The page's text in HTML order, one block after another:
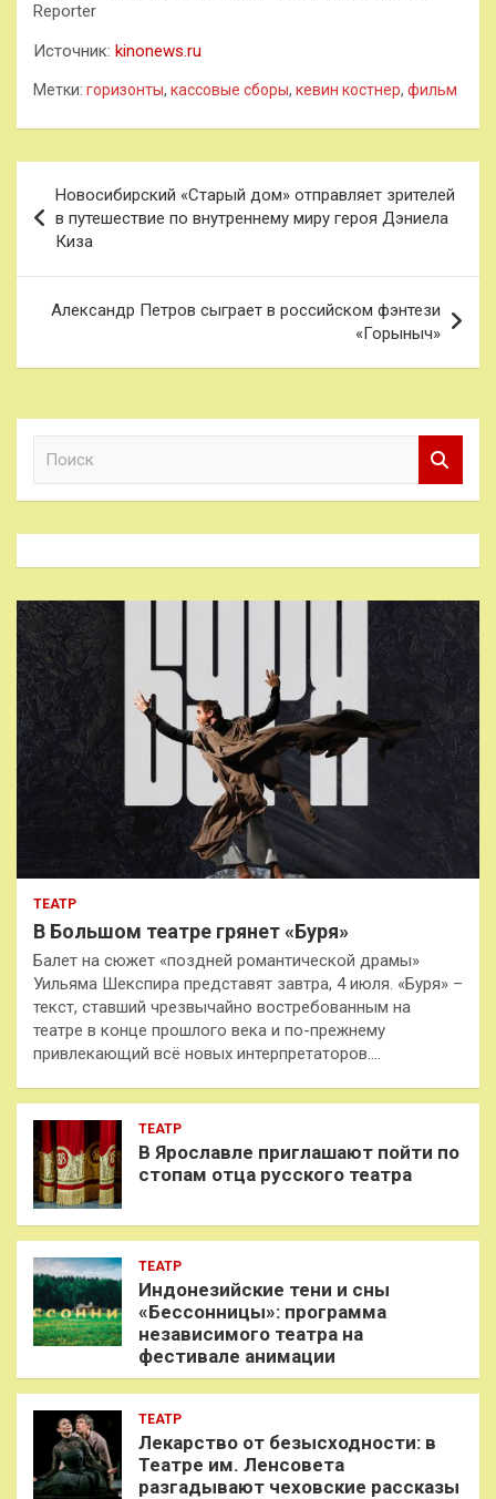
Reporter
Источник: kinonews.ru
Метки: горизонты, кассовые сборы, кевин костнер, фильм
по
записям
Новосибирский «Старый дом» отправляет зрителей
в путешествие по внутреннему миру героя Дэниела
Киза
Александр Петров сыграет в российском фэнтези
«Горыныч»
к
ТЕАТР
В Большом театре грянет «Буря»
Балет на сюжет «поздней романтической драмы»
Уильяма Шекспира представят завтра, 4 июля. «Буря» –
текст, ставший чрезвычайно востребованным на
театре в конце прошлого века и по-прежнему
привлекающий всё новых интерпретаторов.…
ТЕАТР
В Ярославле приглашают пойти по
стопам отца русского театра
ТЕАТР
Индонезийские тени и сны
«Бессонницы»: программа
независимого театра на
фестивале анимации
ТЕАТР
Лекарство от безысходности: в
Театре им. Ленсовета
разгадывают чеховские рассказы